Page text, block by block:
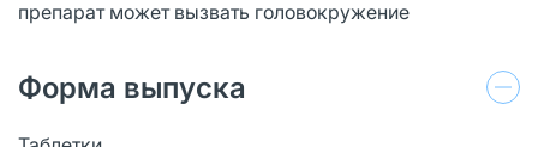
препарат может вызвать головокружение
Форма выпуска